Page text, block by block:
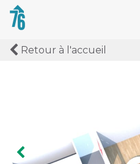
Retour à l'accueil
Image précédente